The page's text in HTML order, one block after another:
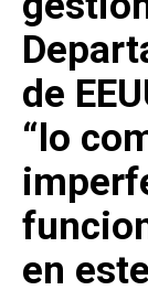
de
“lo
en